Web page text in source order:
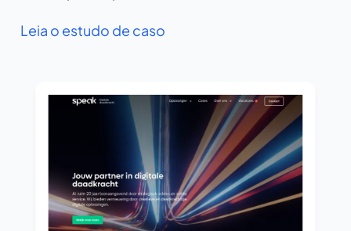
Leia o estudo de caso